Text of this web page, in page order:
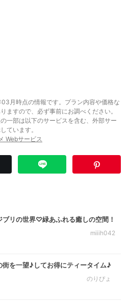
月時点の情報です。プラン内容や価格な
ますので、必ず事前にお調べください。
一部は以下のサービスを含む、外部サー
ています。
Webサービス
ブリの世界♡緑あふれる癒しの空間！
miiih042
街を一望♪してお得にティータイム♪
のりぴょ